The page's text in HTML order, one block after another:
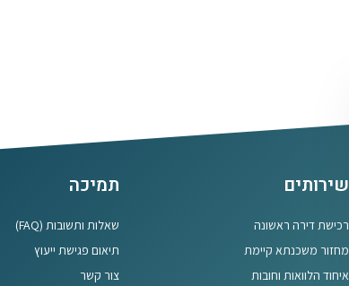
שירותים
רכישת דירה ראשונה
מחזור משכנתא קיימת
איחוד הלוואות וחובות
תמיכה
שאלות ותשובות (FAQ)
תיאום פגישת ייעוץ
צור קשר